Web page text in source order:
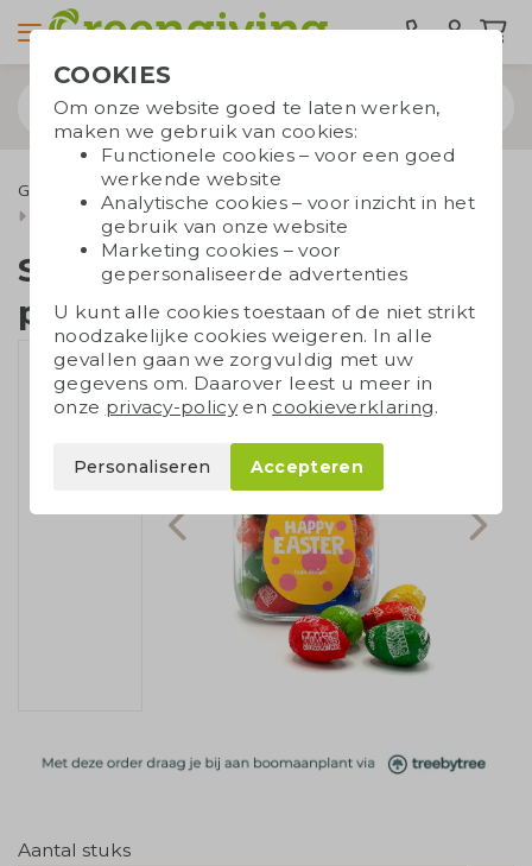
Geefmomenten
Paasgeschenken
Snoeppot met paaseieren
Snoeppot met
paaseieren
Aantal stuks
COOKIES
Om onze website goed te laten werken,
maken we gebruik van cookies:
Functionele cookies – voor een goed
werkende website
Analytische cookies – voor inzicht in het
gebruik van onze website
Marketing cookies – voor
gepersonaliseerde advertenties
U kunt alle cookies toestaan of de niet strikt
noodzakelijke cookies weigeren. In alle
gevallen gaan we zorgvuldig met uw
gegevens om. Daarover leest u meer in
onze privacy-policyen cookieverklaring.
Personaliseren Accepteren